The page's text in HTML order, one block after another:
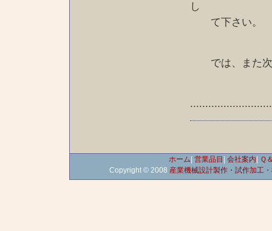
し
て下さい。
では、また次
ホーム 営業品目 会社案内
Ｑ
Copyright © 2008 産業機械設計製作・試作加工